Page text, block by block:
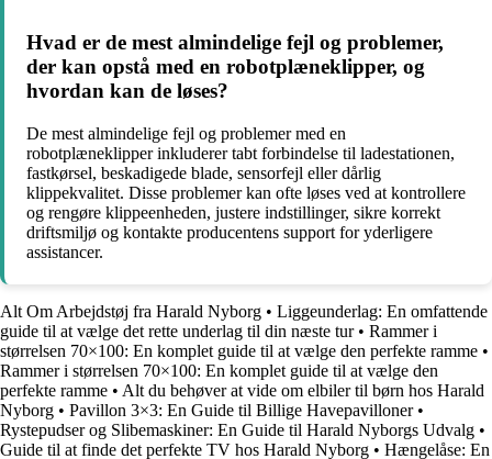
Hvad er de mest almindelige fejl og problemer,
der kan opstå med en robotplæneklipper, og
hvordan kan de løses?
De mest almindelige fejl og problemer med en
robotplæneklipper inkluderer tabt forbindelse til ladestationen,
fastkørsel, beskadigede blade, sensorfejl eller dårlig
klippekvalitet. Disse problemer kan ofte løses ved at kontrollere
og rengøre klippeenheden, justere indstillinger, sikre korrekt
driftsmiljø og kontakte producentens support for yderligere
assistancer.
Alt Om Arbejdstøj fra Harald Nyborg • Liggeunderlag: En omfattende
guide til at vælge det rette underlag til din næste tur• Rammer i
størrelsen 70×100: En komplet guide til at vælge den perfekte ramme •
Rammer i størrelsen 70×100: En komplet guide til at vælge den
perfekte ramme • Alt du behøver at vide om elbiler til børn hos Harald
Nyborg • Pavillon 3×3: En Guide til Billige Havepavilloner•
Rystepudser og Slibemaskiner: En Guide til Harald Nyborgs Udvalg •
Guide til at finde det perfekte TV hos Harald Nyborg • Hængelåse: En